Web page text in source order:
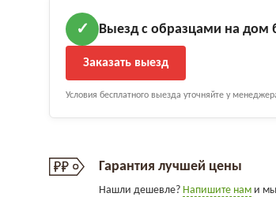
✓ Выезд с образцами на дом
Заказать выезд
Условия бесплатного выезда уточняйте у
Гарантия лучшей цены
Нашли дешевле? Напишите нам и